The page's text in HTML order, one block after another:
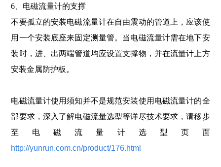
6、电磁流量计的支撑
不要孤立的安装电磁流量计在自由震动的管道上，应该使
用一个安装底座来固定测量管。当电磁流量计需在地下安
装时，进、出两端管道均应设置支撑物，并在流量计上方
安装金属防护板。
电磁流量计使用须知并不是规范安装使用电磁流量计的全
部要求，深入了解电磁流量选型等详尽技术要求，请移步
至电磁流量计选型页面
http://yunrun.com.cn/product/176.html